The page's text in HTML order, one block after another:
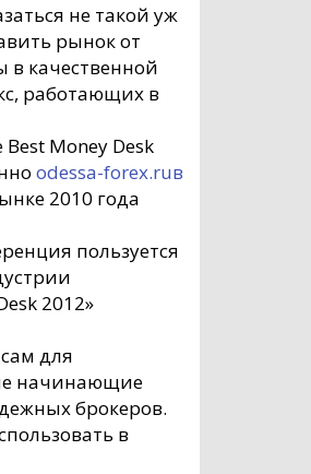
не такой уж
рынок от
в качественной
работающих в
Money Desk
odessa-forex.ruв
2010 года
пользуется
2012»
для
начинающие
брокеров.
в